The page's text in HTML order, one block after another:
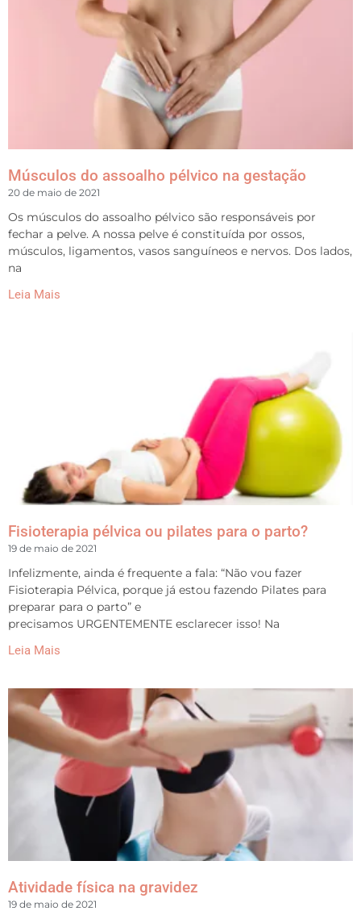
Músculos do assoalho pélvico na gestação
20 de maio de 2021
Os músculos do assoalho pélvico são responsáveis por
fechar a pelve. A nossa pelve é constituída por ossos,
músculos, ligamentos, vasos sanguíneos e nervos. Dos lados,
na
Leia Mais
Fisioterapia pélvica ou pilates para o parto?
19 de maio de 2021
Infelizmente, ainda é frequente a fala: “Não vou fazer
Fisioterapia Pélvica, porque já estou fazendo Pilates para
preparar para o parto” e
precisamos URGENTEMENTE esclarecer isso! Na
Leia Mais
Atividade física na gravidez
19 de maio de 2021